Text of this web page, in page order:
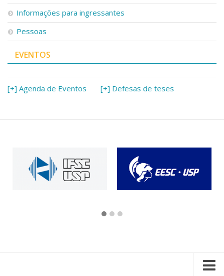
Informações para ingressantes
Pessoas
EVENTOS
[+] Agenda de Eventos [+] Defesas de teses